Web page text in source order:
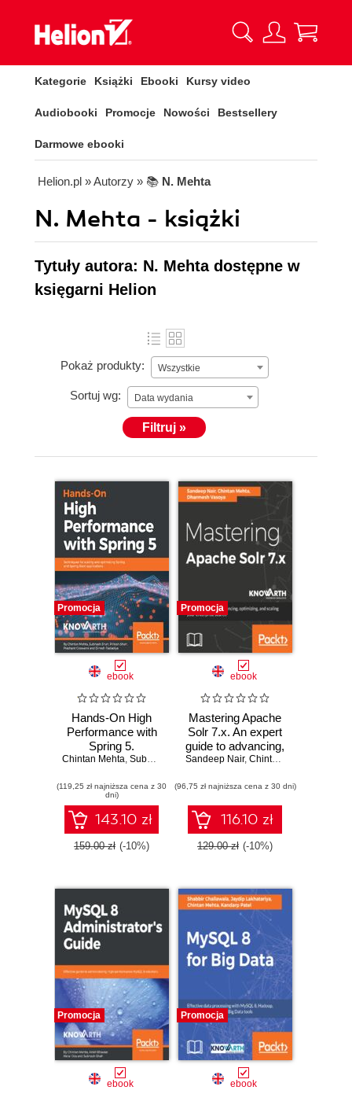
Kategorie Książki Ebooki Kursy video
Audiobooki Promocje Nowości Bestsellery
Darmowe ebooki
Helion.pl » Autorzy » 📚 N. Mehta
N. Mehta - książki
Tytuły autora: N. Mehta dostępne w
księgarni Helion
Pokaż produkty: Wszystkie
Sortuj wg: Data wydania
Filtruj »
Promocja
ebook
Hands-On High
Performance with
Spring 5.
Techniques for
optimizing Spring
and Spring Boot
applications
Chintan Mehta, Subhash Shah ,Pritesh Shah,Prashant Goswami
(119,25 zł najniższa cena z 30
dni)
143.10 zł
159.00 zł (-10%)
Promocja
ebook
Mastering Apache
Solr 7.x. An expert
guide to advancing,
optimizing, and
enterprise search
Sandeep Nair, Chintan Mehta
(96,75 zł najniższa cena z 30 dni)
116.10 zł
129.00 zł (-10%)
Promocja
ebook
Promocja
ebook